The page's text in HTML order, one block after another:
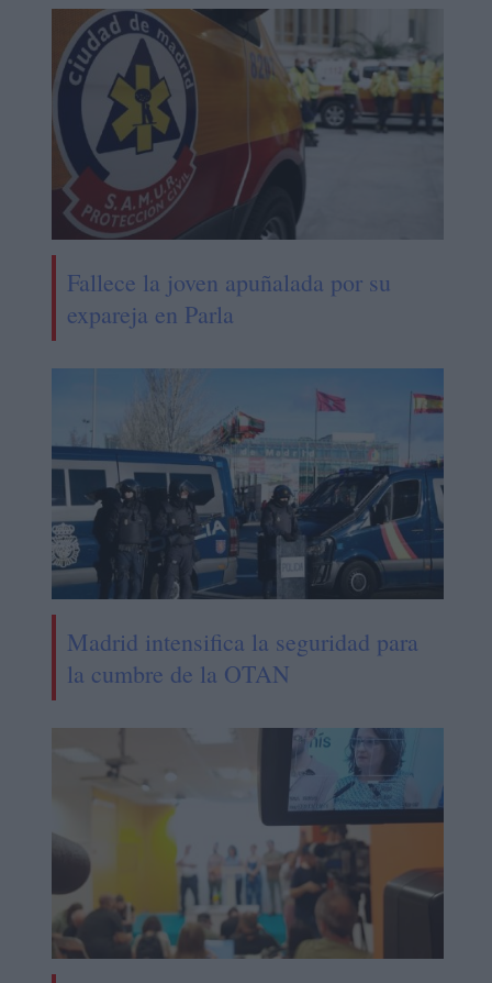
Fallece la joven apuñalada por su
expareja en Parla
Madrid intensifica la seguridad para
la cumbre de la OTAN